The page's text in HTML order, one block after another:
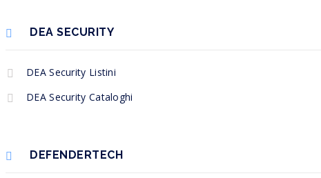
DEA SECURITY
DEA Security Listini
DEA Security Cataloghi
DEFENDERTECH